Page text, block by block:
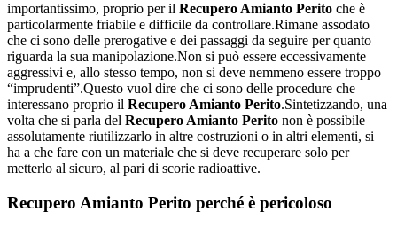
importantissimo, proprio per il Recupero Amianto Perito che è
particolarmente friabile e difficile da controllare.Rimane assodato
che ci sono delle prerogative e dei passaggi da seguire per quanto
riguarda la sua manipolazione.Non si può essere eccessivamente
aggressivi e, allo stesso tempo, non si deve nemmeno essere troppo
“imprudenti”.Questo vuol dire che ci sono delle procedure che
interessano proprio il Recupero Amianto Perito.Sintetizzando, una
volta che si parla del Recupero Amianto Perito non è possibile
assolutamente riutilizzarlo in altre costruzioni o in altri elementi, si
ha a che fare con un materiale che si deve recuperare solo per
metterlo al sicuro, al pari di scorie radioattive.
Recupero Amianto Perito perché è pericoloso